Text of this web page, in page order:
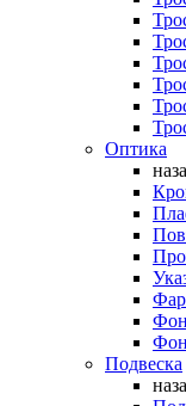
Оптика
Подвеска